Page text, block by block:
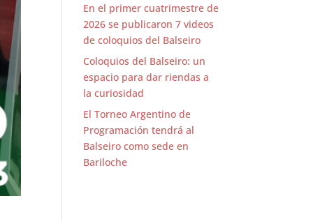
En el primer cuatrimestre de
2026 se publicaron 7 videos
de coloquios del Balseiro
Coloquios del Balseiro: un
espacio para dar riendas a
la curiosidad
El Torneo Argentino de
Programación tendrá al
Balseiro como sede en
Bariloche